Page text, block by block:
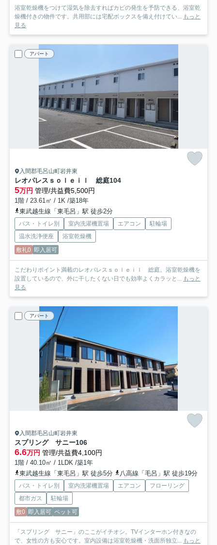
浴室乾燥機をつけて湿気を除去すればカビの発生を予防できる、浴室乾
燥機付きの物件です。共用部には宅配ボックスを備え付けてい... もっと
見る
アパート
入間郡毛呂山町岩井東
レオパレスｓｏｌｅｉｌ 総庭104
5万円 管理/共益費5,500円
1階 / 23.61㎡ / 1K /築18年
東武越生線「東毛呂」駅 徒歩2分
バス・トイレ別 室内洗濯機置場 エアコン
駐輪場
温水洗浄便座
浴室乾燥機
敷礼0 即入居可
こだわりポイント満載のレオパレスｓｏｌｅｉｌ 総庭。浴室乾燥機を
設置しているので、外に干したくない日でも効率よくカラッと... もっと
見る
アパート
入間郡毛呂山町岩井東
スプリング サニー106
6.6万円 管理/共益費4,100円
1階 / 40.10㎡ / 1LDK /築1年
東武越生線「東毛呂」駅 徒歩5分
八高線「毛呂」駅 徒歩19分
バス・トイレ別 室内洗濯機置場 エアコン
フローリング
都市ガス
駐輪場
敷0 即入居可 ペット可
「スプリング サニー」のここがイチオシ。TVインターホン付きなの
で、女性の方も安心です。室内設備は浴室乾燥機・洗面所独立... もっと